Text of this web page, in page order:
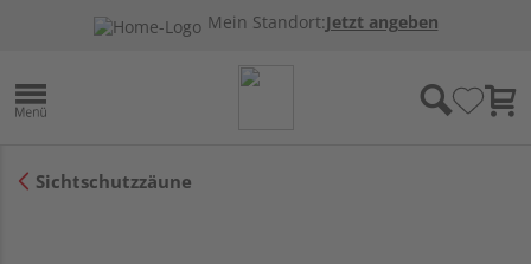
Mein Standort:Jetzt angeben
Sichtschutzzäune